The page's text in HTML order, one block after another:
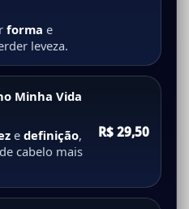
forma e
leveza.
Minha Vida
e definição,
cabelo mais
R$ 29,50